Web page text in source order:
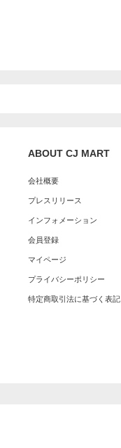
ABOUT CJ MART
会社概要
プレスリリース
インフォメーション
会員登録
マイページ
プライバシーポリシー
特定商取引法に基づく表記